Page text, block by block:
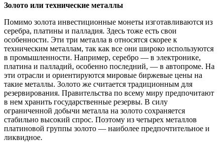
Золото или технические металлы
Помимо золота инвестиционные монеты изготавливаются из
серебра, платины и палладия. Здесь тоже есть свои
особенности. Эти три металла в относятся скорее к
техническим металлам, так как все они широко используются
в промышленности. Например, серебро — в электронике,
платина и палладий, особенно последний, — в автопроме. На
эти отрасли и ориентируются мировые биржевые цены на
такие металлы. Золото же считается традиционным для
резервирования. Правительства по всему миру предпочитают
в нем хранить государственные резервы. В силу
ограниченной добычи металла на золото сохраняется
стабильно высокий спрос. Поэтому из четырех металлов
платиновой группы золото — наиболее предпочтительное и
ликвидное.